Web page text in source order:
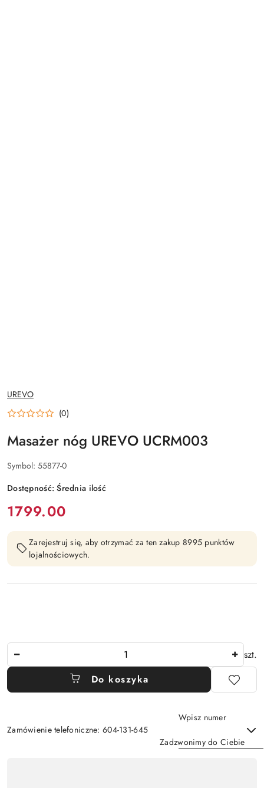
NAZWA
PRODUCENTA:
UREVO
(0)
Masażer nóg UREVO UCRM003
Symbol: 55877-0
Dostępność:Średnia ilość
cena:
1799.00
Zarejestruj się, aby otrzymać za ten zakup 8995 punktów
lojalnościowych.
szt.
Do koszyka
Zamówienie telefoniczne: 604-131-645
Wpisz numer
Zadzwonimy do Ciebie